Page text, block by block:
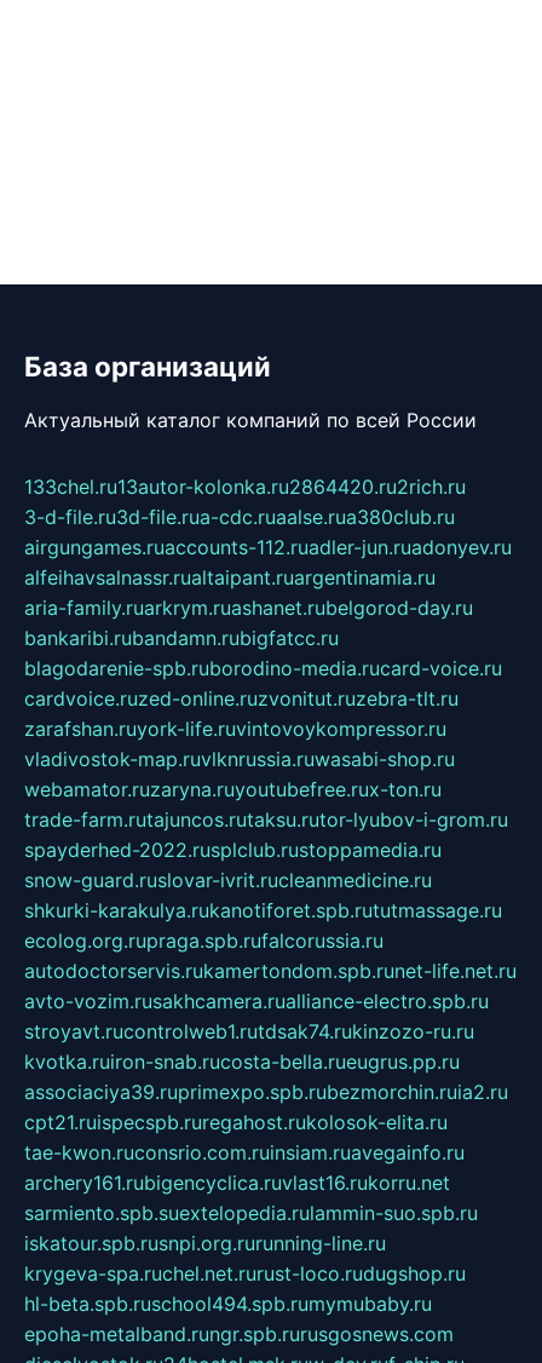
База организаций
Актуальный каталог компаний по всей России
133chel.ru13autor-kolonka.ru2864420.ru2rich.ru
3-d-file.ru3d-file.rua-cdc.ruaalse.rua380club.ru
airgungames.ruaccounts-112.ruadler-jun.ruadonyev.ru
alfeihavsalnassr.rualtaipant.ruargentinamia.ru
aria-family.ruarkrym.ruashanet.rubelgorod-day.ru
bankaribi.rubandamn.rubigfatcc.ru
blagodarenie-spb.ruborodino-media.rucard-voice.ru
cardvoice.ruzed-online.ruzvonitut.ruzebra-tlt.ru
zarafshan.ruyork-life.ruvintovoykompressor.ru
vladivostok-map.ruvlknrussia.ruwasabi-shop.ru
webamator.ruzaryna.ruyoutubefree.rux-ton.ru
trade-farm.rutajuncos.rutaksu.rutor-lyubov-i-grom.ru
spayderhed-2022.rusplclub.rustoppamedia.ru
snow-guard.ruslovar-ivrit.rucleanmedicine.ru
shkurki-karakulya.rukanotiforet.spb.rututmassage.ru
ecolog.org.rupraga.spb.rufalcorussia.ru
autodoctorservis.rukamertondom.spb.runet-life.net.ru
avto-vozim.rusakhcamera.rualliance-electro.spb.ru
stroyavt.rucontrolweb1.rutdsak74.rukinzozo-ru.ru
kvotka.ruiron-snab.rucosta-bella.rueugrus.pp.ru
associaciya39.ruprimexpo.spb.rubezmorchin.ruia2.ru
cpt21.ruispecspb.ruregahost.rukolosok-elita.ru
tae-kwon.ruconsrio.com.ruinsiam.ruavegainfo.ru
archery161.rubigencyclica.ruvlast16.rukorru.net
sarmiento.spb.suextelopedia.rulammin-suo.spb.ru
iskatour.spb.rusnpi.org.rurunning-line.ru
krygeva-spa.ruchel.net.rurust-loco.rudugshop.ru
hl-beta.spb.ruschool494.spb.rumymubaby.ru
epoha-metalband.rungr.spb.rurusgosnews.com